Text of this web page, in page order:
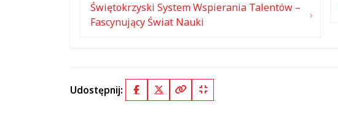
Świętokrzyski System Wspierania Talentów –
Fascynujący Świat Nauki
Udostępnij: FacebookX (Twitter)
Kopiuj pełny link
Kopiuj krótki link